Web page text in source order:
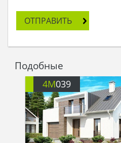
накормил, беседой
под шумок в кабинет
- И фасад нужно
например, камнем
практично, и стильно.
Друзья взяли
включили
чертить проект.
появлялся, оживал
скоро станет
ОТПРАВИТЬ
Подобные
4M039